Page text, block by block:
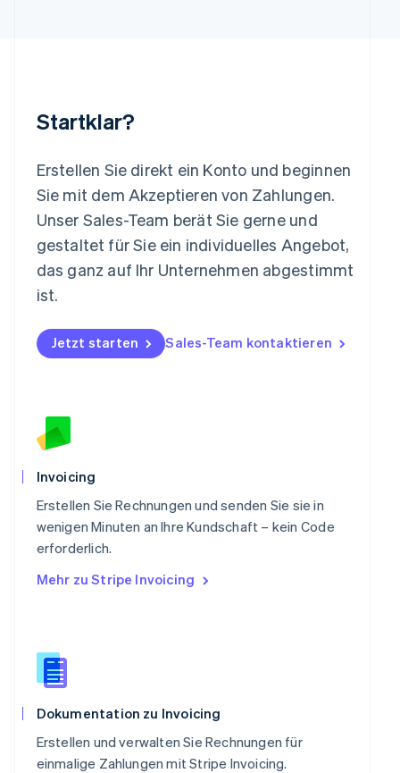
Startklar?
Erstellen Sie direkt ein Konto und beginnen
Sie mit dem Akzeptieren von Zahlungen.
Unser Sales-Team berät Sie gerne und
gestaltet für Sie ein individuelles Angebot,
das ganz auf Ihr Unternehmen abgestimmt
ist.
Jetzt starten Sales-Team kontaktieren
Invoicing
Erstellen Sie Rechnungen und senden Sie sie in
wenigen Minuten an Ihre Kundschaft – kein Code
erforderlich.
Mehr zu Stripe Invoicing
Dokumentation zu Invoicing
Erstellen und verwalten Sie Rechnungen für
einmalige Zahlungen mit Stripe Invoicing.
English
Español English
Neuseeland
English
Niederlande
Norwegen
English
Polen
English
Portugal
English
Schweden
Svenska
Schweiz
Deutsch
Singapur
English简体中文
Slowakei
English
Slowenien
English
Spanien
Español
Thailand
Tschechische Republik
English